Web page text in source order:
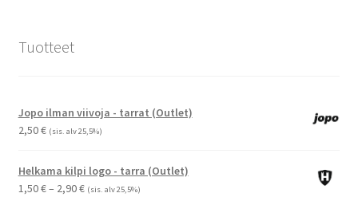
Tuotteet
Jopo ilman viivoja - tarrat (Outlet)
2,50€ (sis. alv 25,5%)
Helkama kilpi logo - tarra (Outlet)
1,50€– 2,90€Hintaluokka:
(sis. alv 25,5%)